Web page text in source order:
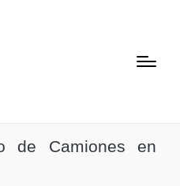
de Camiones en